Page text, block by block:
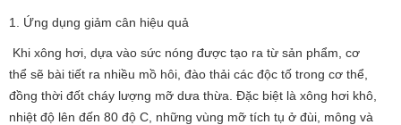
1. Ứng dụng giảm cân hiệu quả
Khi xông hơi, dựa vào sức nóng được tạo ra từ sản phẩm, cơ
thể sẽ bài tiết ra nhiều mồ hôi, đào thải các độc tố trong cơ thể,
đồng thời đốt cháy lượng mỡ dưa thừa. Đặc biệt là xông hơi khô,
nhiệt độ lên đến 80 độ C, những vùng mỡ tích tụ ở đùi, mông và